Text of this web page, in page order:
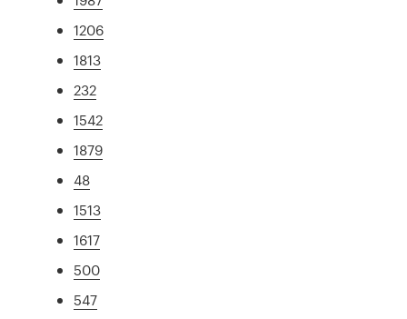
1206
1813
232
1542
1879
48
1513
1617
500
547